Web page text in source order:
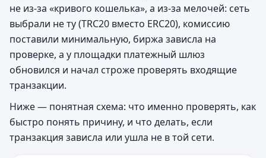
не из-за «кривого кошелька», а из-за мелочей: сеть
выбрали не ту (TRC20 вместо ERC20), комиссию
поставили минимальную, биржа зависла на
проверке, а у площадки платежный шлюз
обновился и начал строже проверять входящие
транзакции.
Ниже — понятная схема: что именно проверять, как
быстро понять причину, и что делать, если
транзакция зависла или ушла не в той сети.